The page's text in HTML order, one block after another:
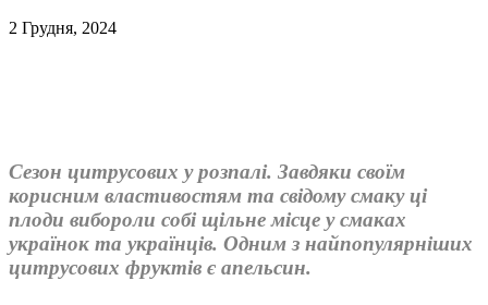
2 Грудня, 2024
Сезон цитрусових у розпалі. Завдяки своїм
корисним властивостям та свідому смаку ці
плоди вибороли собі щільне місце у смаках
українок та українців. Одним з найпопулярніших
цитрусових фруктів є апельсин.